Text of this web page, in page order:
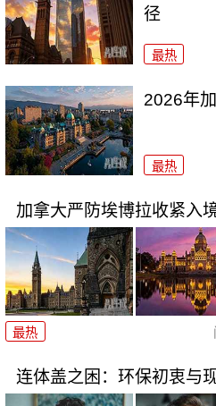
径
最热
2026年
最热
加拿大严防埃博拉收紧入
最热
连体盖之困：环保初衷与